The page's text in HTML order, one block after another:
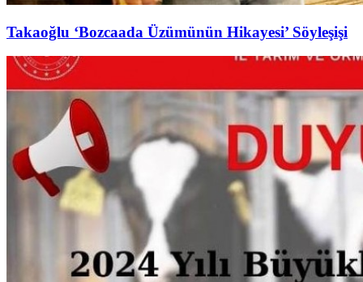
Takaoğlu ‘Bozcaada Üzümünün Hikayesi’ Söyleşişi